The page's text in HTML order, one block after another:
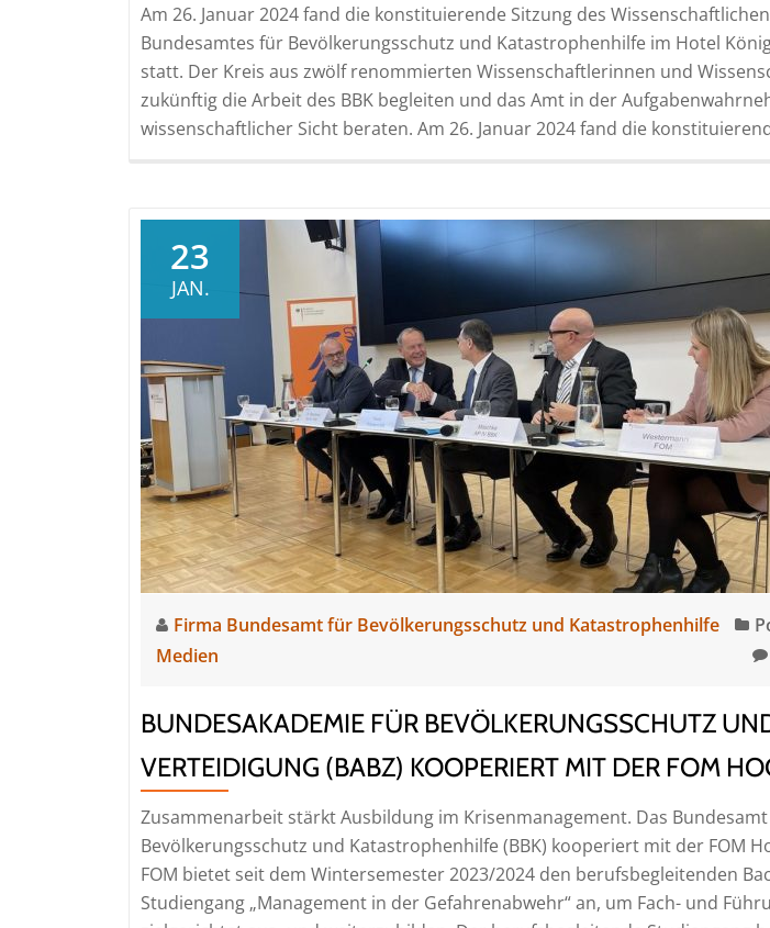
Am 26. Januar 2024 fand die konstituierende Sitzung des
Bundesamtes für Bevölkerungsschutz und Katastrophenhilfe im Hotel
statt. Der Kreis aus zwölf renommierten Wissenschaftlerinnen und
zukünftig die Arbeit des BBK begleiten und das Amt in der
wissenschaftlicher Sicht beraten. Am 26. Januar 2024 fand die
23
JAN.
Firma Bundesamt für Bevölkerungsschutz und Katastrophenhilfe
Medien
BUNDESAKADEMIE FÜR BEVÖLKERUNGSSCHUTZ
VERTEIDIGUNG (BABZ) KOOPERIERT MIT DER FOM
Zusammenarbeit stärkt Ausbildung im Krisenmanagement. Das
Bevölkerungsschutz und Katastrophenhilfe (BBK) kooperiert mit der FOM
FOM bietet seit dem Wintersemester 2023/2024 den berufsbegleitenden
Studiengang „Management in der Gefahrenabwehr“ an, um Fach- und